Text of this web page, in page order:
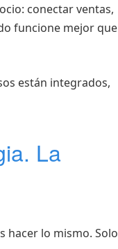
conectar ventas,
funcione mejor que
están integrados,
La
hacer lo mismo. Solo